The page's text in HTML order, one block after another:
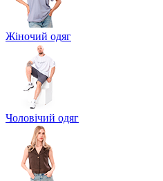
Жіночий одяг
Чоловічий одяг